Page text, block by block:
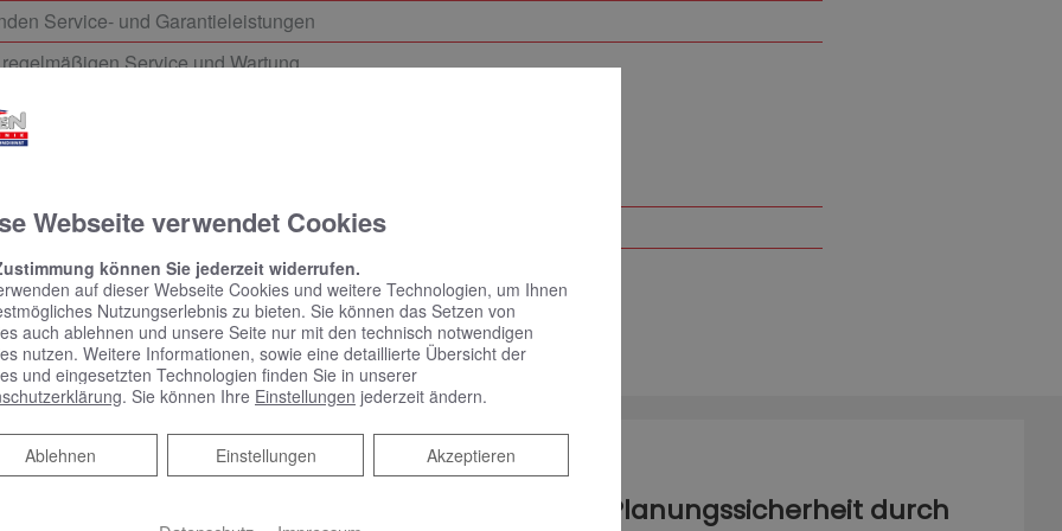
Service- und Garantieleistungen
Service und Wartung
Gewerke für Sie
auf Ihr Gebäude abgestimmt
und termingerechte Ausführung aller Arbeiten
Planungssicherheit durch
Webseite verwendet Cookies
können Sie jederzeit widerrufen.
auf dieser Webseite Cookies und weitere Technologien, um Ihnen
Nutzungserlebnis zu bieten. Sie können das Setzen von
auch ablehnen und unsere Seite nur mit den technisch notwendigen
nutzen. Weitere Informationen, sowie eine detaillierte Übersicht der
und eingesetzten Technologien finden Sie in unserer
. Sie können Ihre Einstellungen jederzeit ändern.
Akzeptieren
Einstellungen
Ablehnen
Ablehnen